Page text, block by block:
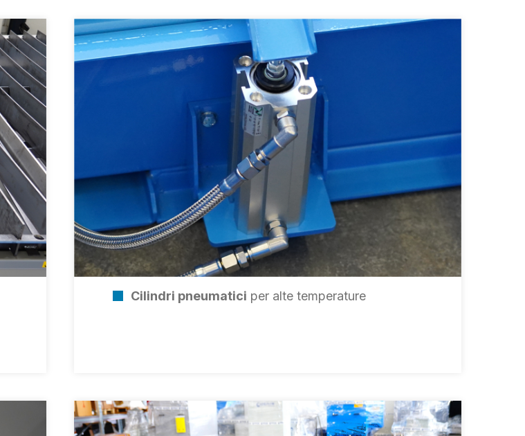
Cilindri pneumatici per alte temperature